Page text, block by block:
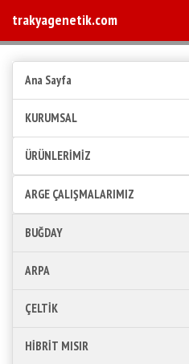
trakyagenetik.com
Ana Sayfa
KURUMSAL
ÜRÜNLERİMİZ
ARGE ÇALIŞMALARIMIZ
BUĞDAY
ARPA
ÇELTİK
HİBRİT MISIR